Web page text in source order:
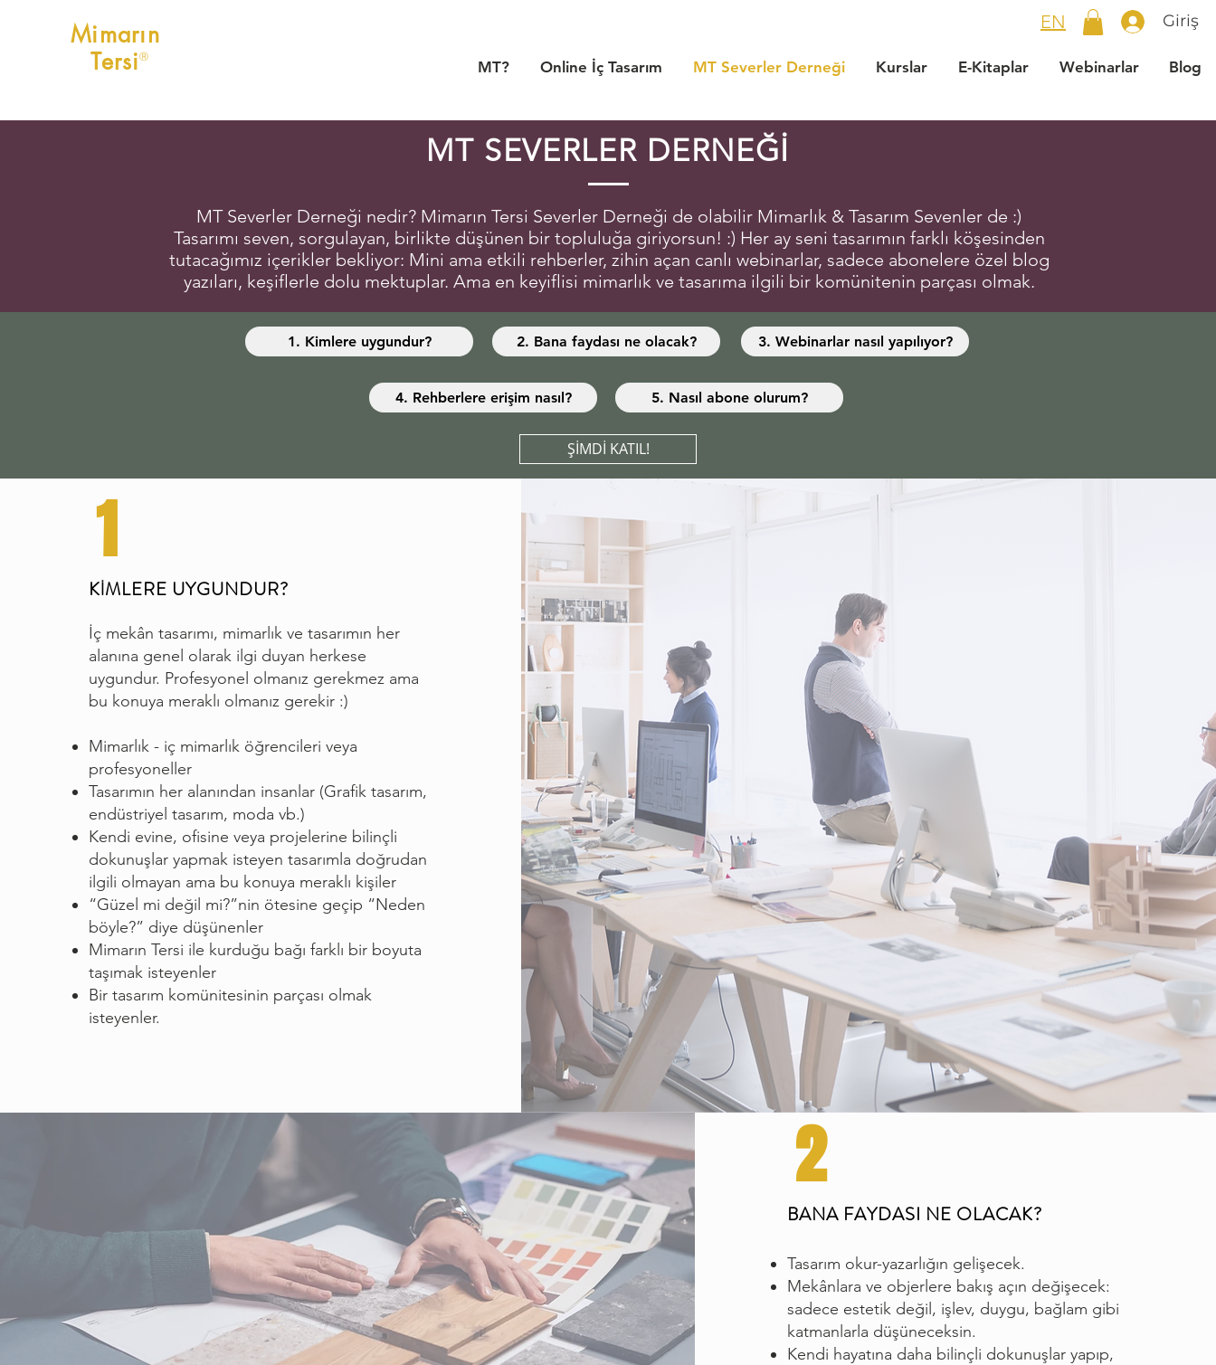
Mimarın
TersiⓇ
EN Giriş
MT? Online İç Tasarım MT Severler Derneği Kurslar E-Kitaplar Webinarlar Blog
MT SEVERLER DERNEĞİ
MT Severler Derneği nedir? Mimarın Tersi Severler Derneği de olabilir Mimarlık & Tasarım Sevenler de :)
Tasarımı seven, sorgulayan, birlikte düşünen bir topluluğa giriyorsun! :) Her ay seni tasarımın farklı köşesinden
tutacağımız içerikler bekliyor: Mini ama etkili rehberler, zihin açan canlı webinarlar, sadece abonelere özel blog
yazıları, keşiflerle dolu mektuplar. Ama en keyiflisi mimarlık ve tasarıma ilgili bir komünitenin parçası olmak.
1. Kimlere uygundur? 2. Bana faydası ne olacak? 3. Webinarlar nasıl yapılıyor?
4. Rehberlere erişim nasıl? 5. Nasıl abone olurum?
ŞİMDİ KATIL!
1
KİMLERE UYGUNDUR?
İç mekân tasarımı, mimarlık ve tasarımın her
alanına genel olarak ilgi duyan herkese
uygundur. Profesyonel olmanız gerekmez ama
bu konuya meraklı olmanız gerekir :)
Mimarlık - iç mimarlık öğrencileri veya
profesyoneller
Tasarımın her alanından insanlar (Grafik tasarım,
endüstriyel tasarım, moda vb.)
Kendi evine, ofisine veya projelerine bilinçli
dokunuşlar yapmak isteyen tasarımla doğrudan
ilgili olmayan ama bu konuya meraklı kişiler
“Güzel mi değil mi?”nin ötesine geçip “Neden
böyle?” diye düşünenler
Mimarın Tersi ile kurduğu bağı farklı bir boyuta
taşımak isteyenler
Bir tasarım komünitesinin parçası olmak
isteyenler.
2
BANA FAYDASI NE OLACAK?
Tasarım okur-yazarlığın gelişecek.
Mekânlara ve objerlere bakış açın değişecek:
sadece estetik değil, işlev, duygu, bağlam gibi
katmanlarla düşüneceksin.
Kendi hayatına daha bilinçli dokunuşlar yapıp,